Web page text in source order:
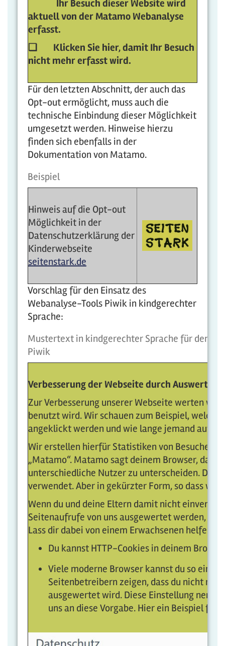
Ihr Besuch dieser Website wird
aktuell von der Matamo Webanalyse
erfasst.
❏ Klicken Sie hier, damit Ihr Besuch
nicht mehr erfasst wird.
Für den letzten Abschnitt, der auch das
Opt-out ermöglicht, muss auch die
technische Einbindung dieser Möglichkeit
umgesetzt werden. Hinweise hierzu
finden sich ebenfalls in der
Dokumentation von Matamo.
Beispiel
Hinweis auf die Opt-out
Möglichkeit in der
Datenschutzerklärung der
Kinderwebseite
seitenstark.de
Vorschlag für den Einsatz des
Webanalyse-Tools Piwik in kindgerechter
Sprache:
Mustertext in kindgerechter Sprache für den
Piwik
Verbesserung der Webseite durch
Zur Verbesserung unserer Webseite werten wir
benutzt wird. Wir schauen zum Beispiel,
angeklickt werden und wie lange jemand auf
Wir erstellen hierfür Statistiken von Besuchern
„Matamo“. Matamo sagt deinem Browser, dass
unterschiedliche Nutzer zu unterscheiden.
verwendet. Aber in gekürzter Form, so dass wir
Wenn du und deine Eltern damit nicht
Seitenaufrufe von uns ausgewertet werden,
Lass dir dabei von einem Erwachsenen helfen:
Du kannst HTTP-Cookies in deinem
Viele moderne Browser kannst du so
Seitenbetreibern zeigen, dass du nicht
ausgewertet wird. Diese Einstellung
uns an diese Vorgabe. Hier ein Beispiel für